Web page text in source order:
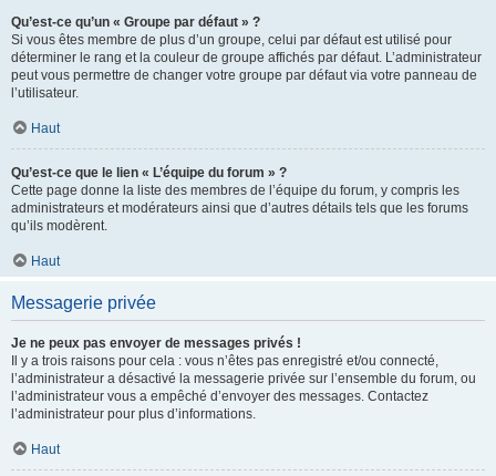
Qu’est-ce qu’un « Groupe par défaut » ?
Si vous êtes membre de plus d’un groupe, celui par défaut est utilisé pour
déterminer le rang et la couleur de groupe affichés par défaut. L’administrateur
peut vous permettre de changer votre groupe par défaut via votre panneau de
l’utilisateur.
Haut
Qu’est-ce que le lien « L’équipe du forum » ?
Cette page donne la liste des membres de l’équipe du forum, y compris les
administrateurs et modérateurs ainsi que d’autres détails tels que les forums
qu’ils modèrent.
Haut
Messagerie privée
Je ne peux pas envoyer de messages privés !
Il y a trois raisons pour cela : vous n’êtes pas enregistré et/ou connecté,
l’administrateur a désactivé la messagerie privée sur l’ensemble du forum, ou
l’administrateur vous a empêché d’envoyer des messages. Contactez
l’administrateur pour plus d’informations.
Haut